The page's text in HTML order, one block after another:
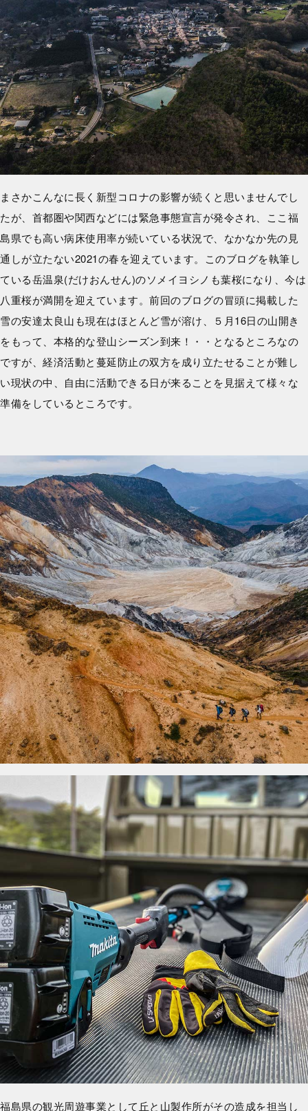
まさかこんなに長く新型コロナの影響が続くと思いませんでし
たが、首都圏や関西などには緊急事態宣言が発令され、ここ福
島県でも高い病床使用率が続いている状況で、なかなか先の見
通しが立たない2021の春を迎えています。このブログを執筆し
ている岳温泉(だけおんせん)のソメイヨシノも葉桜になり、今は
八重桜が満開を迎えています。前回のブログの冒頭に掲載した
雪の安達太良山も現在はほとんど雪が溶け、５月16日の山開き
をもって、本格的な登山シーズン到来！・・となるところなの
ですが、経済活動と蔓延防止の双方を成り立たせることが難し
い現状の中、自由に活動できる日が来ることを見据えて様々な
準備をしているところです。
福島県の観光周遊事業として丘と山製作所がその造成を担当し